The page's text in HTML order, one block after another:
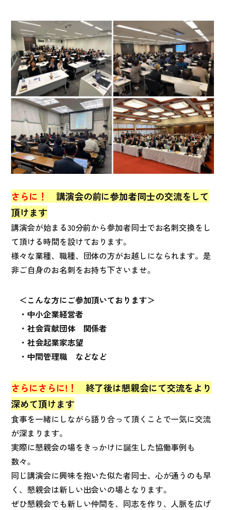
さらに！ 講演会の前に参加者同士の交流をして
頂けます
講演会が始まる30分前から参加者同士でお名刺交換をし
て頂ける時間を設けております。
様々な業種、職種、団体の方がお越しになられます。是
非ご自身のお名刺をお持ち下さいませ。
＜こんな方にご参加頂いております＞
・中小企業経営者
・社会貢献団体 関係者
・社会起業家志望
・中間管理職 などなど
さらにさらに!！ 終了後は懇親会にて交流をより
深めて頂けます
食事を一緒にしながら語り合って頂くことで一気に交流
が深まります。
実際に懇親会の場をきっかけに誕生した協働事例も
数々。
同じ講演会に興味を抱いた似た者同士、心が通うのも早
く、懇親会は新しい出会いの場となります。
ぜひ懇親会でも新しい仲間を、同志を作り、人脈を広げ